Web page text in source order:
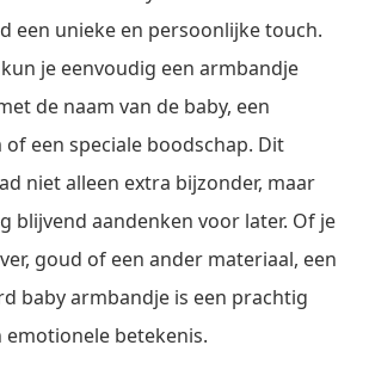
een unieke en persoonlijke touch.
kun je eenvoudig een armbandje
de naam van de baby, een
een speciale boodschap. Dit
niet alleen extra bijzonder, maar
blijvend aandenken voor later. Of je
goud of een ander materiaal, een
baby armbandje is een prachtig
emotionele betekenis.